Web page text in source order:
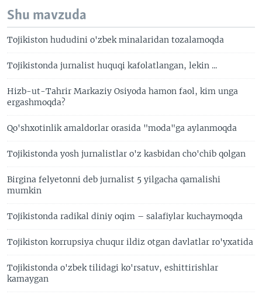
Shu mavzuda
Tojikiston hududini o'zbek minalaridan tozalamoqda
Tojikistonda jurnalist huquqi kafolatlangan, lekin ...
Hizb-ut-Tahrir Markaziy Osiyoda hamon faol, kim unga
ergashmoqda?
Qo'shxotinlik amaldorlar orasida "moda"ga aylanmoqda
Tojikistonda yosh jurnalistlar o'z kasbidan cho'chib qolgan
Birgina felyetonni deb jurnalist 5 yilgacha qamalishi
mumkin
Tojikistonda radikal diniy oqim – salafiylar kuchaymoqda
Tojikiston korrupsiya chuqur ildiz otgan davlatlar ro'yxatida
Tojikistonda o'zbek tilidagi ko'rsatuv, eshittirishlar
kamaygan